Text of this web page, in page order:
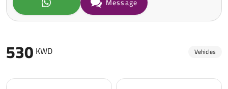
530 KWD Vehicles
Message